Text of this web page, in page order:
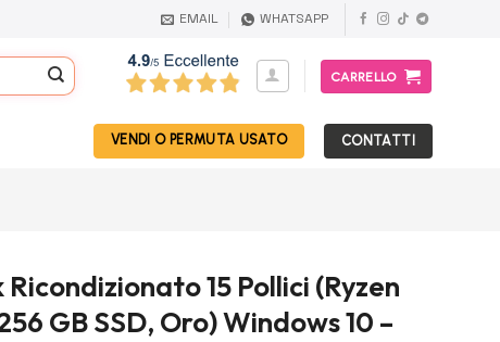
EMAIL WHATSAPP
CARRELLO
VENDI O PERMUTA USATO CONTATTI
15 Pollici (Ryzen
GB SSD, Oro) Windows 10 –